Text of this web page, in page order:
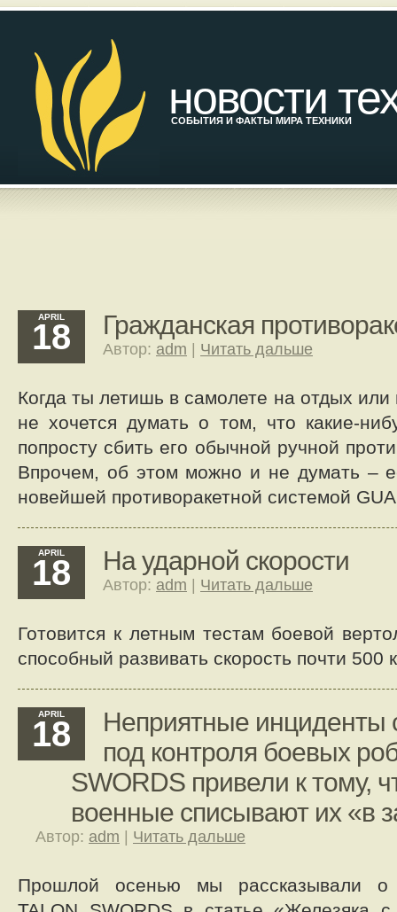
новости
СОБЫТИЯ И ФАКТЫ МИРА ТЕХНИКИ
APRIL
18 Гражданская
Автор: adm Читать дальше
Когда ты летишь в самолете на отдых или
не хочется думать о том, что какие-
попросту сбить его обычной ручной
Впрочем, об этом можно и не думать –
новейшей противоракетной системой
APRIL
18 На ударной скорости
Автор: adm Читать дальше
Готовится к летным тестам боевой
способный развивать скорость почти 500
APRIL
18
Неприятные инциденты
под контроля боевых
SWORDS привели к тому,
военные списывают их «в
Автор: adm Читать дальше
Прошлой осенью мы рассказывали о